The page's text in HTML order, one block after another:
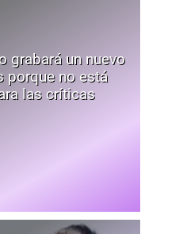
grabará un nuevo
porque no está
las críticas